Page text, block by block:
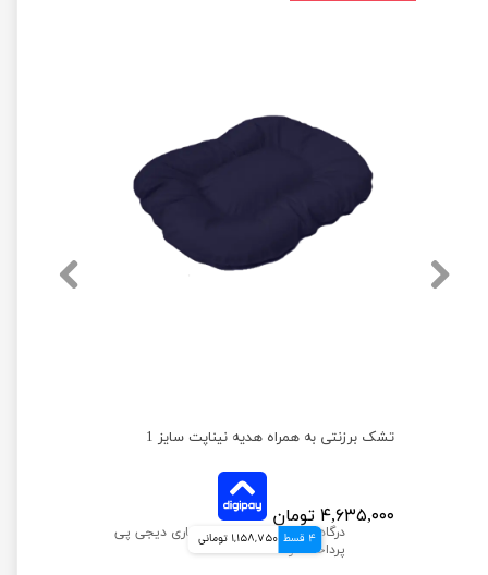
تشک برزنتی به همراه هدیه نیناپت سایز 1
۴,۶۳۵,۰۰۰ تومان
4 قسط 1,158,750 تومانی